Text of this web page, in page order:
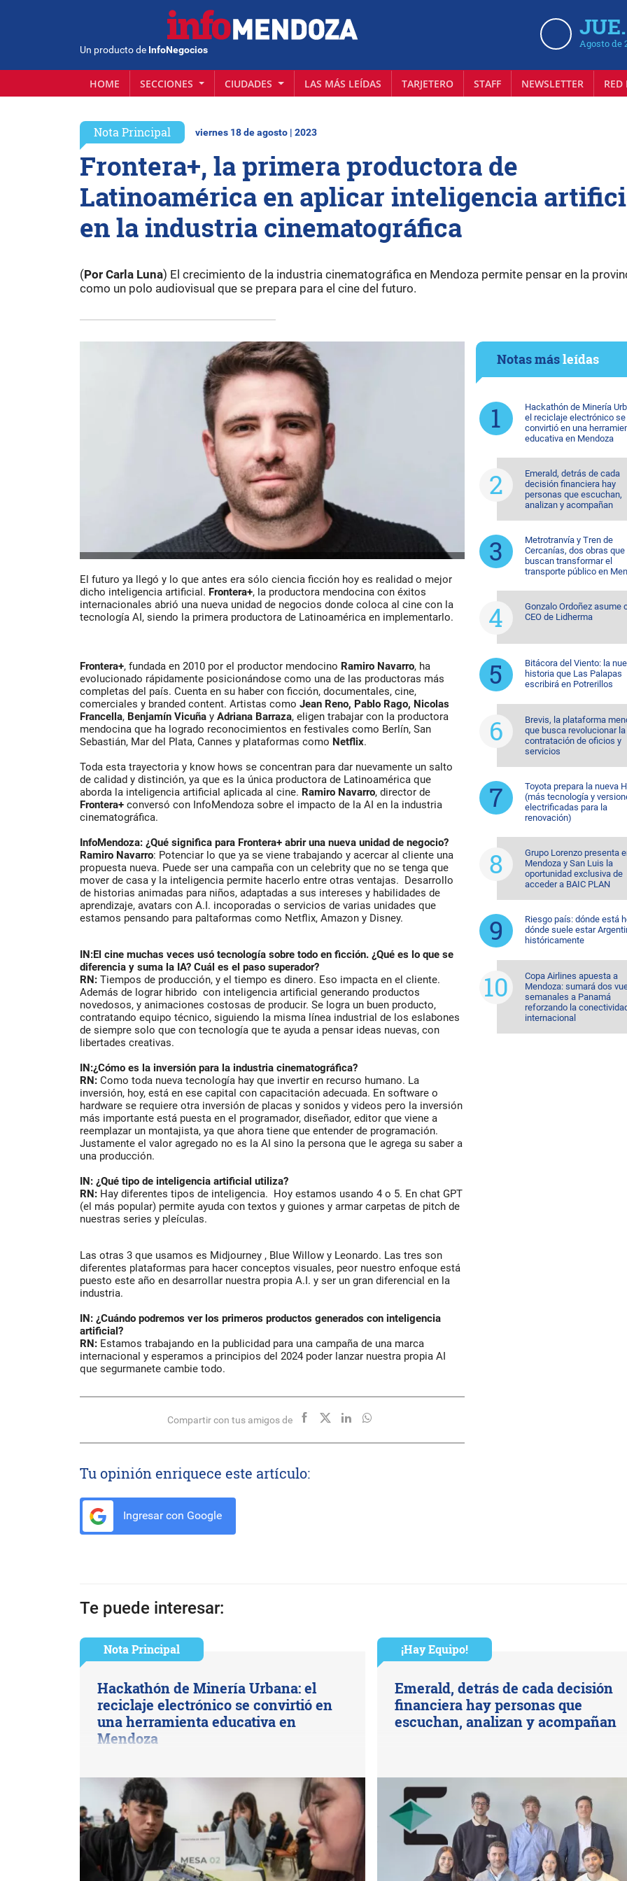
Un producto de InfoNegocios Agosto de
HOME SECCIONES CIUDADES LAS MÁS LEÍDAS TARJETERO STAFF NEWSLETTER RED
Nota Principal viernes 18 de agosto | 2023
Frontera+, la primera productora de
Latinoamérica en aplicar inteligencia
en la industria cinematográfica
(Por Carla Luna) El crecimiento de la industria cinematográfica en Mendoza permite pensar en la
como un polo audiovisual que se prepara para el cine del futuro.
El futuro ya llegó y lo que antes era sólo ciencia ficción hoy es realidad o mejor
dicho inteligencia artificial. Frontera+, la productora mendocina con éxitos
internacionales abrió una nueva unidad de negocios donde coloca al cine con la
tecnología AI, siendo la primera productora de Latinoamérica en implementarlo.
Frontera+, fundada en 2010 por el productor mendocino Ramiro Navarro, ha
evolucionado rápidamente posicionándose como una de las productoras más
completas del país. Cuenta en su haber con ficción, documentales, cine,
comerciales y branded content. Artistas como Jean Reno, Pablo Rago, Nicolas
Francella, Benjamín Vicuña y Adriana Barraza, eligen trabajar con la productora
mendocina que ha logrado reconocimientos en festivales como Berlín, San
Sebastián, Mar del Plata, Cannes y plataformas como Netflix.
Toda esta trayectoria y know hows se concentran para dar nuevamente un salto
de calidad y distinción, ya que es la única productora de Latinoamérica que
aborda la inteligencia artificial aplicada al cine. Ramiro Navarro, director de
Frontera+ conversó con InfoMendoza sobre el impacto de la AI en la industria
cinematográfica.
InfoMendoza: ¿Qué significa para Frontera+ abrir una nueva unidad de negocio?
Ramiro Navarro: Potenciar lo que ya se viene trabajando y acercar al cliente una
propuesta nueva. Puede ser una campaña con un celebrity que no se tenga que
mover de casa y la inteligencia permite hacerlo entre otras ventajas. Desarrollo
de historias animadas para niños, adaptadas a sus intereses y habilidades de
aprendizaje, avatars con A.I. incoporadas o servicios de varias unidades que
estamos pensando para paltaformas como Netflix, Amazon y Disney.
IN:El cine muchas veces usó tecnología sobre todo en ficción. ¿Qué es lo que se
diferencia y suma la IA? Cuál es el paso superador?
RN: Tiempos de producción, y el tiempo es dinero. Eso impacta en el cliente.
Además de lograr hibrido con inteligencia artificial generando productos
novedosos, y animaciones costosas de producir. Se logra un buen producto,
contratando equipo técnico, siguiendo la misma línea industrial de los eslabones
de siempre solo que con tecnología que te ayuda a pensar ideas nuevas, con
libertades creativas.
IN:¿Cómo es la inversión para la industria cinematográfica?
RN: Como toda nueva tecnología hay que invertir en recurso humano. La
inversión, hoy, está en ese capital con capacitación adecuada. En software o
hardware se requiere otra inversión de placas y sonidos y videos pero la inversión
más importante está puesta en el programador, diseñador, editor que viene a
reemplazar un montajista, ya que ahora tiene que entender de programación.
Justamente el valor agregado no es la AI sino la persona que le agrega su saber a
una producción.
IN: ¿Qué tipo de inteligencia artificial utiliza?
RN: Hay diferentes tipos de inteligencia. Hoy estamos usando 4 o 5. En chat GPT
(el más popular) permite ayuda con textos y guiones y armar carpetas de pitch de
nuestras series y pleículas.
Las otras 3 que usamos es Midjourney , Blue Willow y Leonardo. Las tres son
diferentes plataformas para hacer conceptos visuales, peor nuestro enfoque está
puesto este año en desarrollar nuestra propia A.I. y ser un gran diferencial en la
industria.
IN: ¿Cuándo podremos ver los primeros productos generados con inteligencia
artificial?
RN: Estamos trabajando en la publicidad para una campaña de una marca
internacional y esperamos a principios del 2024 poder lanzar nuestra propia AI
que segurmanete cambie todo.
Compartir con tus amigos de
Tu opinión enriquece este artículo:
Ingresar con Google
Notas másleídas
Hackathón de Minería
el reciclaje electrónico se
convirtió en una
educativa en Mendoza
Emerald, detrás de cada
decisión financiera hay
personas que escuchan,
analizan y acompañan
Metrotranvía y Tren de
Cercanías, dos obras que
buscan transformar el
transporte público en
Gonzalo Ordoñez asume
CEO de Lidherma
Bitácora del Viento: la
historia que Las Palapas
escribirá en Potrerillos
Brevis, la plataforma
que busca revolucionar la
contratación de oficios y
servicios
Toyota prepara la nueva
(más tecnología y
electrificadas para la
renovación)
Grupo Lorenzo presenta
Mendoza y San Luis la
oportunidad exclusiva de
acceder a BAIC PLAN
Riesgo país: dónde está
dónde suele estar
históricamente
Copa Airlines apuesta a
Mendoza: sumará dos
semanales a Panamá
reforzando la
internacional
Te puede interesar:
Nota Principal
Hackathón de Minería Urbana: el
reciclaje electrónico se convirtió en
una herramienta educativa en
Mendoza
¡Hay Equipo!
Emerald, detrás de cada decisión
financiera hay personas que
escuchan, analizan y acompañan